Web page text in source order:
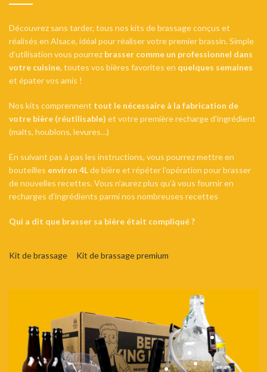
Découvrez sans tarder, tous nos kits de brassage conçus et
réalisés en Alsace, idéal pour réaliser votre premier brassin. Simple
d’utilisation vous pourrez brasser comme un professionnel dans
votre cuisine, toutes vos bières favorites en quelques semaines
et épater vos amis !
Nos kits comprennent tout le nécessaire à la fabrication de
votre bière (réutilisable) et votre première recharge d’ingrédient
(malts, houblons, levures…)
En suivant pas à pas les instructions, vous pourrez mettre en
bouteilles environ 4Lde bière et répéter l’opération pour brasser
de nouvelles recettes. Vous n’aurez plus qu’à vous fournir en
recharges d’ingrédients parmi nos nombreuses recettes
Qui a dit que brasser sa bière était compliqué ?
Kit de brassage Kit de brassage premium